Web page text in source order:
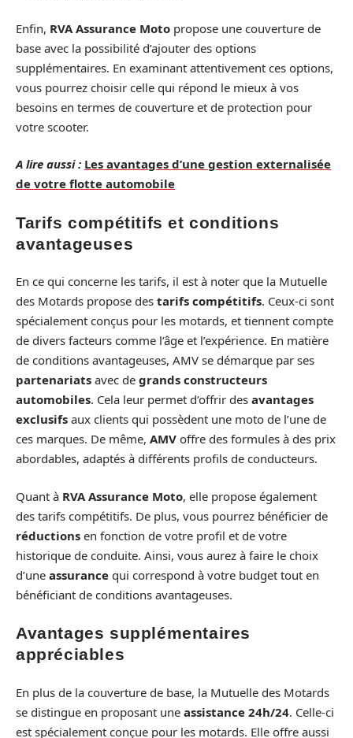
Enfin, RVA Assurance Moto propose une couverture de
base avec la possibilité d’ajouter des options
supplémentaires. En examinant attentivement ces options,
vous pourrez choisir celle qui répond le mieux à vos
besoins en termes de couverture et de protection pour
votre scooter.
A lire aussi : Les avantages d’une gestion externalisée
de votre flotte automobile
Tarifs compétitifs et conditions
avantageuses
En ce qui concerne les tarifs, il est à noter que la Mutuelle
des Motards propose des tarifs compétitifs. Ceux-ci sont
spécialement conçus pour les motards, et tiennent compte
de divers facteurs comme l’âge et l’expérience. En matière
de conditions avantageuses, AMV se démarque par ses
partenariats avec de grands constructeurs
automobiles. Cela leur permet d’offrir des avantages
exclusifs aux clients qui possèdent une moto de l’une de
ces marques. De même, AMV offre des formules à des prix
abordables, adaptés à différents profils de conducteurs.
Quant à RVA Assurance Moto, elle propose également
des tarifs compétitifs. De plus, vous pourrez bénéficier de
réductions en fonction de votre profil et de votre
historique de conduite. Ainsi, vous aurez à faire le choix
d’une assurance qui correspond à votre budget tout en
bénéficiant de conditions avantageuses.
Avantages supplémentaires
appréciables
En plus de la couverture de base, la Mutuelle des Motards
se distingue en proposant une assistance 24h/24. Celle-ci
est spécialement conçue pour les motards. Elle offre aussi